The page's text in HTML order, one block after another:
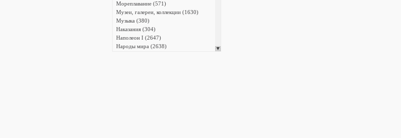
Мореплавание (571)
Музеи, галереи, коллекции (1630)
Музыка (380)
Наказания (304)
Наполеон I (2647)
Народы мира (2638)